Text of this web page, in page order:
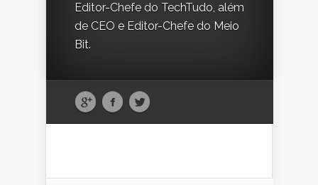
Editor-Chefe do TechTudo, além
de CEO e Editor-Chefe do Meio
Bit.